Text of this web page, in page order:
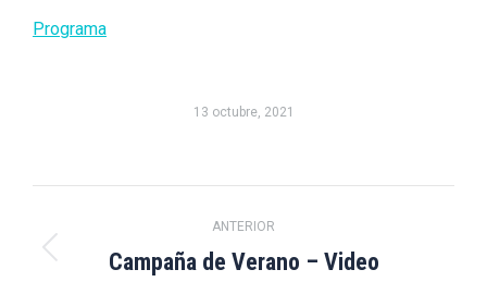
Programa
13 octubre, 2021
entre
ANTERIOR
Publicación
Campaña de Verano – Video